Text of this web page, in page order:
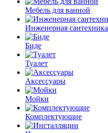
Мебель для ванной
Инженерная сантехника
Биде
Туалет
Аксессуары
Мойки
Комплектующие